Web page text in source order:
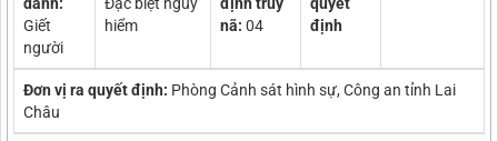
Giết
người
hiểm
nã: 04
định
Đơn vị ra quyết định: Phòng Cảnh sát hình sự, Công an tỉnh Lai
Châu